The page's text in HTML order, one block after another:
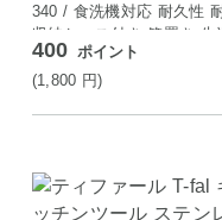
340 / 食洗機対応 耐久性
収納ケース付き 箸置き 先
シリコン
400 ポイント
(1,800 円)